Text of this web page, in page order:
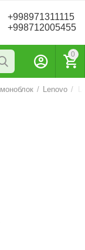
+998971311115
+998712005455
0
моноблок / Lenovo /